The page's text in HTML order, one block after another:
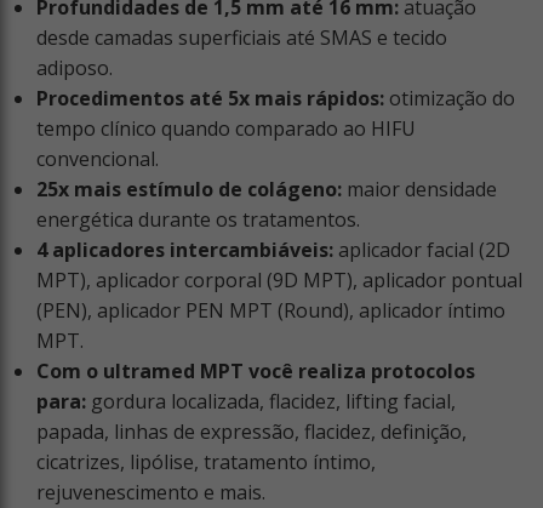
Profundidades de 1,5 mm até 16 mm: atuação
desde camadas superficiais até SMAS e tecido
adiposo.
Procedimentos até 5x mais rápidos: otimização do
tempo clínico quando comparado ao HIFU
convencional.
25x mais estímulo de colágeno: maior densidade
energética durante os tratamentos.
4 aplicadores intercambiáveis: aplicador facial (2D
MPT), aplicador corporal (9D MPT), aplicador pontual
(PEN), aplicador PEN MPT (Round), aplicador íntimo
MPT.
Com o ultramed MPT você realiza protocolos
para: gordura localizada, flacidez, lifting facial,
papada, linhas de expressão, flacidez, definição,
cicatrizes, lipólise, tratamento íntimo,
rejuvenescimento e mais.